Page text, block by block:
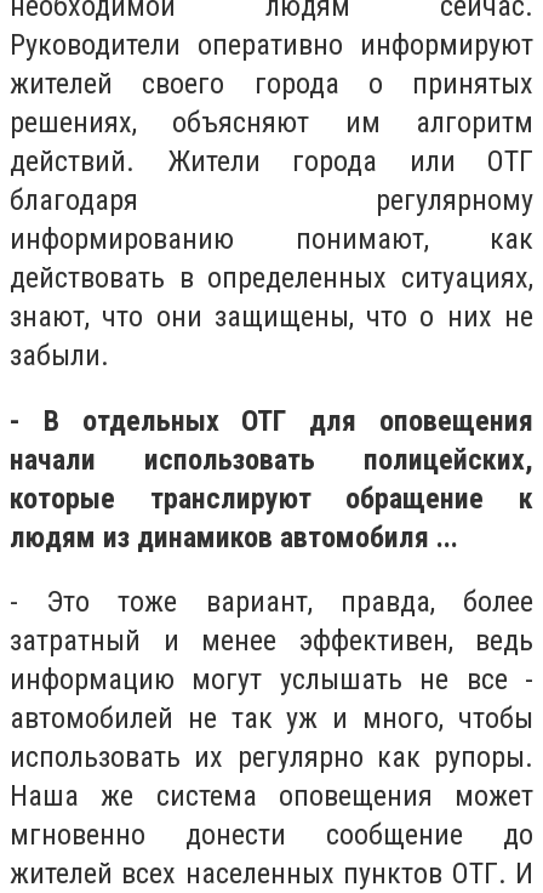
Руководители оперативно информируют
жителей своего города о принятых
решениях, объясняют им алгоритм
действий. Жители города или ОТГ
благодаря регулярному
информированию понимают, как
действовать в определенных ситуациях,
знают, что они защищены, что о них не
забыли.
- В отдельных ОТГ для оповещения
начали использовать полицейских,
которые транслируют обращение к
людям из динамиков автомобиля ...
- Это тоже вариант, правда, более
затратный и менее эффективен, ведь
информацию могут услышать не все -
автомобилей не так уж и много, чтобы
использовать их регулярно как рупоры.
Наша же система оповещения может
мгновенно донести сообщение до
жителей всех населенных пунктов ОТГ. И